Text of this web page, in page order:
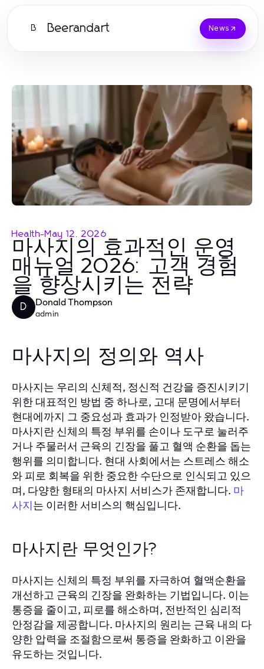
B Beerandart News
Health-May 12, 2026
마사지의 효과적인 운영
매뉴얼 2026: 고객 경험
을 향상시키는 전략
D Donald Thompson
admin
마사지의 정의와 역사
마사지는 우리의 신체적, 정신적 건강을 증진시키기
위한 대표적인 방법 중 하나로, 고대 문명에서부터
현대에까지 그 중요성과 효과가 인정받아 왔습니다.
마사지란 신체의 특정 부위를 손이나 도구로 눌러주
거나 주물러서 근육의 긴장을 풀고 혈액 순환을 돕는
행위를 의미합니다. 현대 사회에서는 스트레스 해소
와 피로 회복을 위한 중요한 수단으로 인식되고 있으
며, 다양한 형태의 마사지 서비스가 존재합니다. 마
사지는 이러한 서비스의 핵심입니다.
마사지란 무엇인가?
마사지는 신체의 특정 부위를 자극하여 혈액순환을
개선하고 근육의 긴장을 완화하는 기법입니다. 이는
통증을 줄이고, 피로를 해소하며, 전반적인 심리적
안정감을 제공합니다. 마사지의 원리는 근육 내의 다
양한 압력을 조절함으로써 통증을 완화하고 이완을
유도하는 것입니다.